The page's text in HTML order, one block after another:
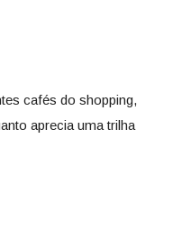
cafés do shopping,
aprecia uma trilha